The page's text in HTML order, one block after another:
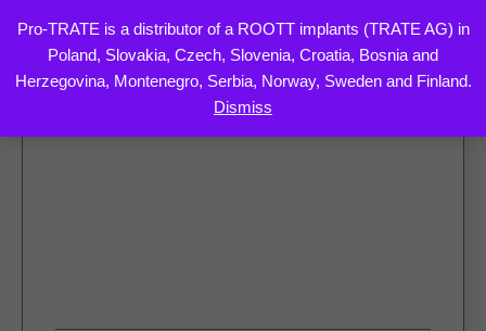
Pro-TRATE is a distributor of a ROOTT implants (TRATE AG) in
Poland, Slovakia, Czech, Slovenia, Croatia, Bosnia and
Herzegovina, Montenegro, Serbia, Norway, Sweden and Finland.
Dismiss
to